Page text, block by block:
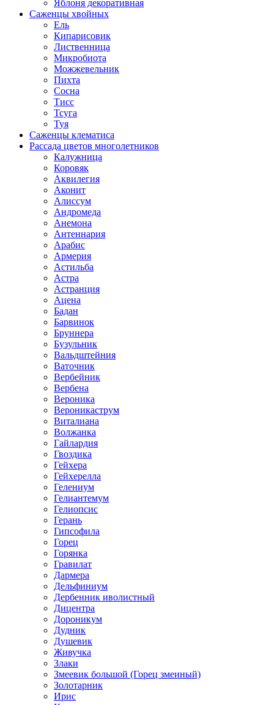
Яблоня декоративная
Саженцы хвойных
Ель
Кипарисовик
Лиственница
Микробиота
Можжевельник
Пихта
Сосна
Тисс
Тсуга
Туя
Саженцы клематиса
Рассада цветов многолетников
Калужница
Коровяк
Аквилегия
Аконит
Алиссум
Андромеда
Анемона
Антеннария
Арабис
Армерия
Астильба
Астра
Астранция
Ацена
Бадан
Барвинок
Бруннера
Бузульник
Вальдштейния
Ваточник
Вербейник
Вербена
Вероника
Вероникаструм
Виталиана
Волжанка
Гайлардия
Гвоздика
Гейхера
Гейхерелла
Гелениум
Гелиантемум
Гелиопсис
Герань
Гипсофила
Горец
Горянка
Гравилат
Дармера
Дельфиниум
Дербенник иволистный
Дицентра
Дороникум
Дудник
Душевик
Живучка
Злаки
Змеевик большой (Горец змеиный)
Золотарник
Ирис